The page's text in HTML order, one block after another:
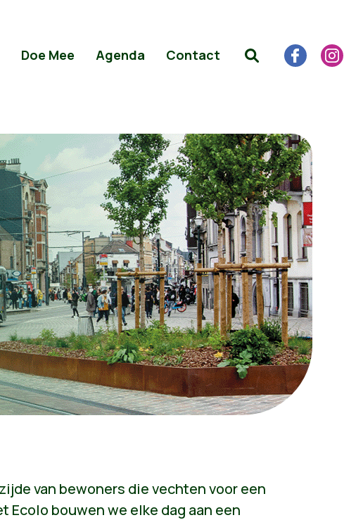
Doe Mee Agenda Contact
van bewoners die vechten voor een
Ecolo bouwen we elke dag aan een